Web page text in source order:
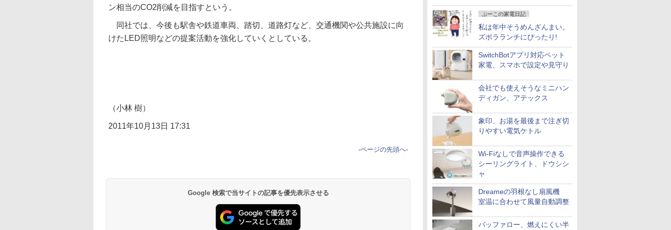
ぷーこの家電日記
私は年中そうめんざんまい。
ズボラランチにぴったり!
SwitchBotアプリ対応ペット
家電、スマホで設定や見守り
会社でも使えそうなミニハン
ディガン、アテックス
象印、お湯を最後まで注ぎ切
りやすい電気ケトル
Wi-Fiなしで音声操作できる
シーリングライト、ドウシシ
ャ
Dreameの羽根なし扇風機
室温に合わせて風量自動調整
バッファロー、燃えにくい半
ン相当のCO2削減を目指すという。
同社では、今後も駅舎や鉄道車両、踏切、道路灯など、交通機関や公共施設に向
けたLED照明などの提案活動を強化していくとしている。
（小林 樹）
2011年10月13日 17:31
-ページの先頭へ-
Google 検索で当サイトの記事を優先表示させる